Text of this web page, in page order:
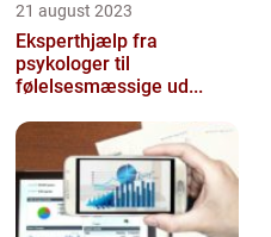
21 august 2023
Eksperthjælp fra
psykologer til
følelsesmæssige ud...